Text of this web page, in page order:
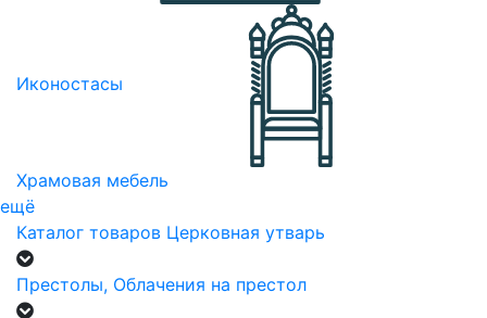
Иконостасы
Храмовая мебель
ещё
Каталог товаров Церковная утварь
Престолы, Облачения на престол